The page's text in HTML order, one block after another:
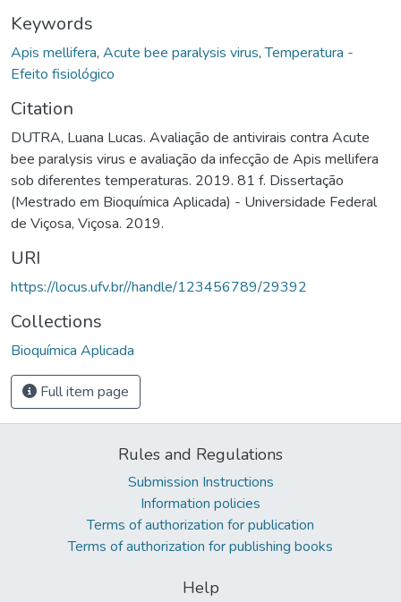
Keywords
Apis mellifera, Acute bee paralysis virus,Temperatura -
Efeito fisiológico
Citation
DUTRA, Luana Lucas. Avaliação de antivirais contra Acute
bee paralysis virus e avaliação da infecção de Apis mellifera
sob diferentes temperaturas. 2019. 81 f. Dissertação
(Mestrado em Bioquímica Aplicada) - Universidade Federal
de Viçosa, Viçosa. 2019.
URI
https://locus.ufv.br//handle/123456789/29392
Collections
Bioquímica Aplicada
Full item page
Rules and Regulations
Submission Instructions
Information policies
Terms of authorization for publication
Terms of authorization for publishing books
Help